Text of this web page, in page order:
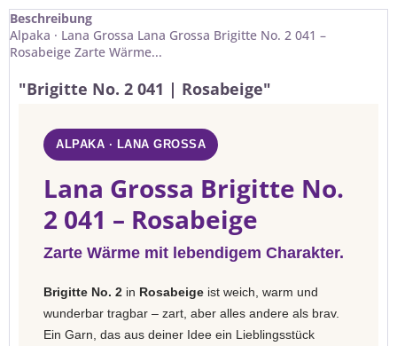
Beschreibung
Alpaka · Lana Grossa Lana Grossa Brigitte No. 2 041 –
Rosabeige Zarte Wärme...
"Brigitte No. 2 041 | Rosabeige"
ALPAKA · LANA GROSSA
Lana Grossa Brigitte No.
2 041 – Rosabeige
Zarte Wärme mit lebendigem Charakter.
Brigitte No. 2 in Rosabeige ist weich, warm und
wunderbar tragbar – zart, aber alles andere als brav.
Ein Garn, das aus deiner Idee ein Lieblingsstück